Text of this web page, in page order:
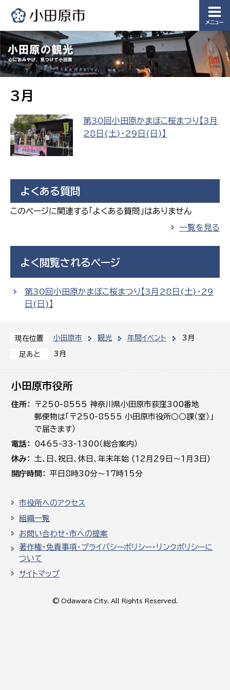
メニュー
建築課
課
警防第1
課
警防第2
課
道局
経営総務
課
給排水業
務課
課
下水道整
備課
課
保健給食
選挙管理
監査事務
局
農業委
員会事
農業委員
会事務局
議会局
課
現在位置 小田原市 観光 年間イベント 3月
足あと 3月
3月
第30回小田原かまぼこ桜まつり【3月
28日(土)・29日(日)】
よくある質問
このページに関連する「よくある質問」はありません
一覧を見る
よく閲覧されるページ
第30回小田原かまぼこ桜まつり【3月28日(土)・29
日(日)】
小田原市役所
住所
〒250-8555 神奈川県小田原市荻窪300番地
郵便物は「〒250-8555 小田原市役所○○課（室）」
で届きます）
電話
0465-33-1300（総合案内）
休み
土､日､祝日、休日、年末年始 (12月29日～1月3日)
開庁時間
平日8時30分～17時15分
市役所へのアクセス
組織一覧
お問い合わせ・市への提案
著作権・免責事項・プライバシーポリシー・リンクポリシーに
ついて
サイトマップ
© Odawara City, All Rights Reserved.